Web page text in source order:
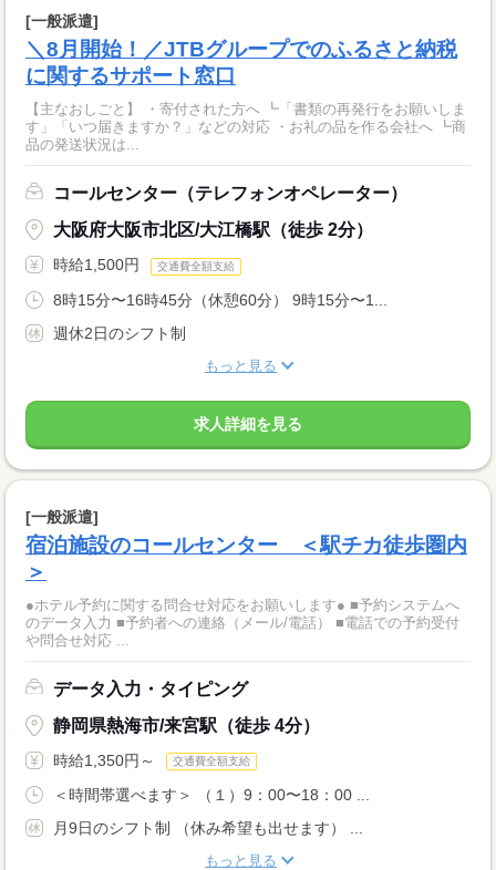
[一般派遣]
＼8月開始！／JTBグループでのふるさと納税
に関するサポート窓口
【主なおしごと】 ・寄付された方へ ┗「書類の再発行をお願いしま
す」「いつ届きますか？」などの対応 ・お礼の品を作る会社へ ┗商
品の発送状況は...
コールセンター（テレフォンオペレーター）
大阪府大阪市北区/大江橋駅（徒歩 2分）
時給1,500円 交通費全額支給
8時15分〜16時45分（休憩60分） 9時15分〜1...
週休2日のシフト制
もっと見る
求人詳細を見る
[一般派遣]
宿泊施設のコールセンター ＜駅チカ徒歩圏内
＞
●ホテル予約に関する問合せ対応をお願いします● ■予約システムへ
のデータ入力 ■予約者への連絡（メール/電話） ■電話での予約受付
や問合せ対応 ...
データ入力・タイピング
静岡県熱海市/来宮駅（徒歩 4分）
時給1,350円～ 交通費全額支給
＜時間帯選べます＞ （１）9：00〜18：00 ...
月9日のシフト制 （休み希望も出せます） ...
もっと見る